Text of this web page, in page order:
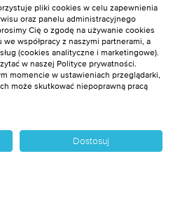
Mobiltekowi
aplikacji do
z
z
pliki cookies w celu zapewnienia
oraz panelu administracyjnego
Cię o zgodę na używanie cookies
współpracy z naszymi partnerami, a
(cookies analityczne i marketingowe).
w naszej Polityce prywatności.
momencie w ustawieniach przeglądarki,
może skutkować niepoprawną pracą
Dostosuj